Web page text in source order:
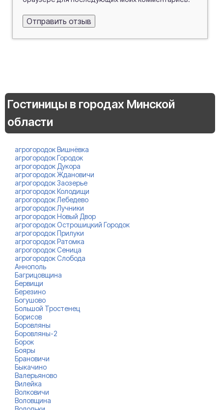
Гостиницы в городах Минской
области
агрогородок Вишнёвка
агрогородок Городок
агрогородок Дукора
агрогородок Ждановичи
агрогородок Заозерье
агрогородок Колодищи
агрогородок Лебедево
агрогородок Лучники
агрогородок Новый Двор
агрогородок Острошицкий Городок
агрогородок Прилуки
агрогородок Ратомка
агрогородок Сеница
агрогородок Слобода
Аннополь
Багрицовщина
Бервищи
Березино
Богушово
Большой Тростенец
Борисов
Боровляны
Боровляны-2
Борок
Бояры
Брановичи
Быкачино
Валерьяново
Вилейка
Волковичи
Воловщина